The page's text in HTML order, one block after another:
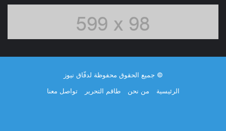
© جميع الحقوق محفوظة لدفّاق نيوز
الرئيسية
من نحن طاقم التحرير تواصل معنا